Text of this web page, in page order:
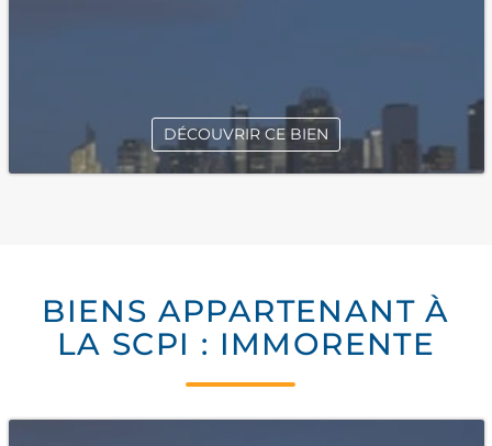
DÉCOUVRIR CE BIEN
BIENS APPARTENANT À
LA SCPI : IMMORENTE